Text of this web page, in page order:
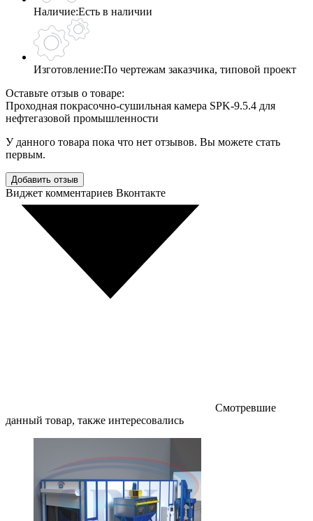
Наличие:Есть в наличии
Изготовление:По чертежам заказчика, типовой проект
Оставьте отзыв о товаре:
Проходная покрасочно-сушильная камера SPK-9.5.4 для
нефтегазовой промышленности
У данного товара пока что нет отзывов. Вы можете стать
первым.
Добавить отзыв
Виджет комментариев Вконтакте
Смотревшие
данный товар, также интересовались